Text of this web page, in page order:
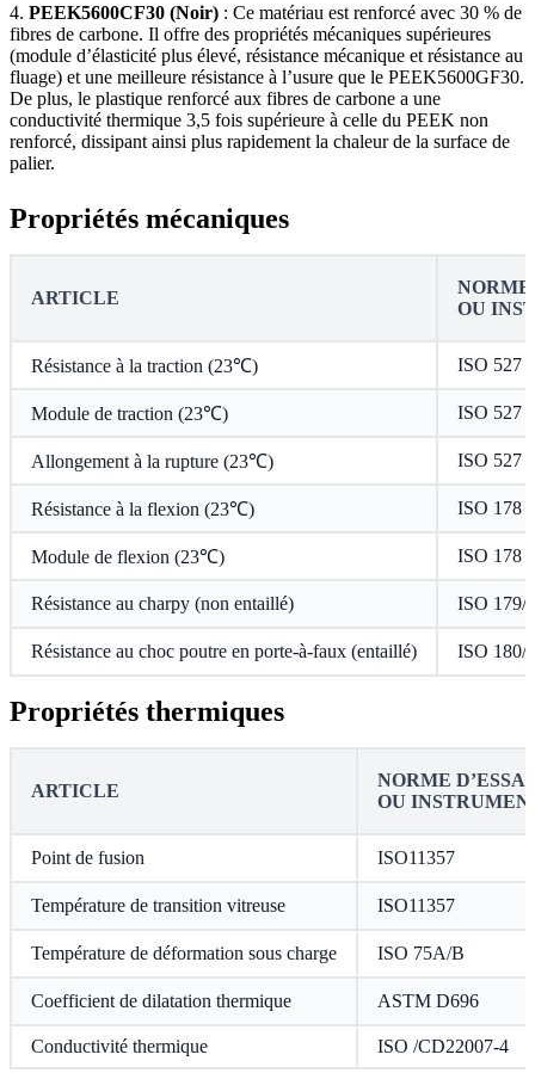
4. PEEK5600CF30 (Noir) : Ce matériau est renforcé avec 30 % de
fibres de carbone. Il offre des propriétés mécaniques supérieures
(module d’élasticité plus élevé, résistance mécanique et résistance au
fluage) et une meilleure résistance à l’usure que le PEEK5600GF30.
De plus, le plastique renforcé aux fibres de carbone a une
conductivité thermique 3,5 fois supérieure à celle du PEEK non
renforcé, dissipant ainsi plus rapidement la chaleur de la surface de
palier.
Propriétés mécaniques
ARTICLE
NORME
OU
Résistance à la traction (23℃) ISO 527
Module de traction (23℃) ISO 527
Allongement à la rupture (23℃) ISO 527
Résistance à la flexion (23℃) ISO 178
Module de flexion (23℃) ISO 178
Résistance au charpy (non entaillé) ISO 179/
Résistance au choc poutre en porte-à-faux (entaillé) ISO 180/
Propriétés thermiques
ARTICLE
NORME D’ESSAI
OU
Point de fusion ISO11357
Température de transition vitreuse ISO11357
Température de déformation sous charge ISO 75A/B
Coefficient de dilatation thermique ASTM D696
Conductivité thermique ISO /CD22007-4